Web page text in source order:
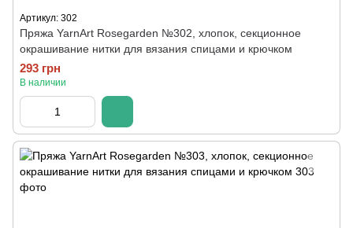
Артикул: 302
Пряжа YarnArt Rosegarden №302, хлопок, секционное
окрашивание нитки для вязания спицами и крючком
293 грн
В наличии